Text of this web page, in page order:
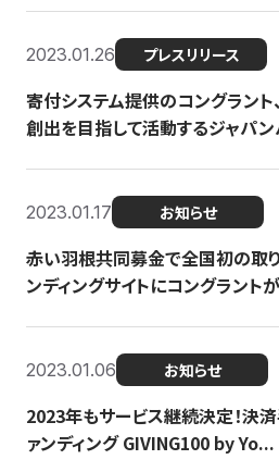
2023.01.26 プレスリリース
寄付システム提供のコングラン
創出を目指して活動するジャパン
2023.01.17 お知らせ
赤い羽根共同募金で全国初の取
ンディングサイトにコングラント
2023.01.06 お知らせ
2023年もサービス継続決定！決
ァンディング GIVING100 by Yo...